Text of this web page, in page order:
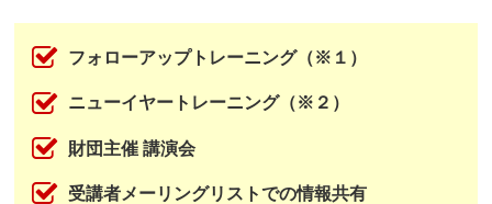
フォローアップトレーニング（※１）
ニューイヤートレーニング（※２）
財団主催 講演会
受講者メーリングリストでの情報共有